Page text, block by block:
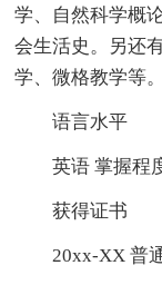
学、自然科学概
会生活史。另还
学、微格教学等。
语言水平
英语 掌握程
获得证书
20xx-XX 普